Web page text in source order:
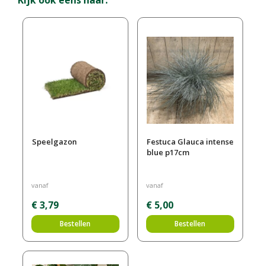
Speelgazon
vanaf
€ 3,79
Bestellen
Festuca Glauca intense
blue p17cm
vanaf
€ 5,00
Bestellen